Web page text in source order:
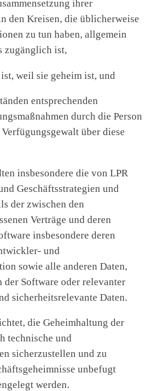
ihrer
den Kreisen, die üblicherweise
zu tun haben, allgemein
zugänglich ist,
weil sie geheim ist, und
entsprechenden
durch die Person
über diese
insbesondere die von LPR
Geschäftsstrategien und
der zwischen den
Verträge und deren
insbesondere deren
und
sowie alle anderen Daten,
der Software oder relevanter
sicherheitsrelevante Daten.
die Geheimhaltung der
technische und
sicherzustellen und zu
unbefugt
werden.